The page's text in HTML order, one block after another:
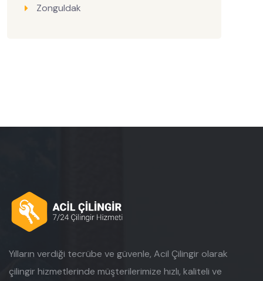
Zonguldak
Yılların verdiği tecrübe ve güvenle, Acil Çilingir olarak
çilingir hizmetlerinde müşterilerimize hızlı, kaliteli ve